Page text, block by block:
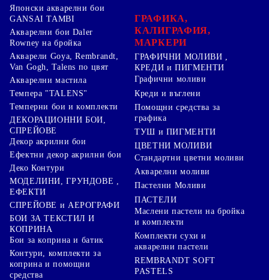
Японски акварелни бои
GANSAI TAMBI
Акварелни бои Daler
Rowney на бройка
Акварели Goya, Rembrandt,
Van Gogh, Talens по цвят
Акварелни мастила
Темпера "TALENS"
Темперни бои и комплекти
ДЕКОРАЦИОННИ БОИ,
СПРЕЙОВЕ
Декор акрилни бои
Ефектни декор акрилни бои
Деко Контури
МОДЕЛИНИ, ГРУНДОВЕ ,
ЕФЕКТИ
СПРЕЙОВЕ и АЕРОГРАФИ
БОИ ЗА ТЕКСТИЛ И
КОПРИНА
Бои за коприна и батик
Контури, комплекти за
коприна и помощни
средства
ГРАФИКА,
КАЛИГРАФИЯ,
МАРКЕРИ
ГРАФИЧНИ МОЛИВИ ,
КРЕДИ и ПИГМЕНТИ
Графични моливи
Креди и въглени
Помощни средства за
графика
ТУШ и ПИГМЕНТИ
ЦВЕТНИ МОЛИВИ
Стандартни цветни моливи
Акварелни моливи
Пастелни Моливи
ПАСТЕЛИ
Маслени пастели на бройка
и комплекти
Комплекти сухи и
акварелни пастели
REMBRANDT SOFT
PASTELS